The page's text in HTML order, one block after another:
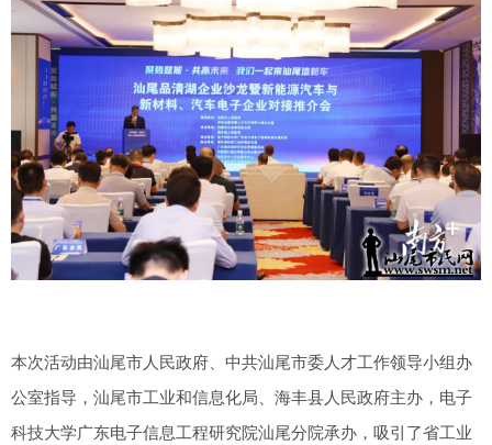
本次活动由汕尾市人民政府、中共汕尾市委人才工作领导小组办
公室指导，汕尾市工业和信息化局、海丰县人民政府主办，电子
科技大学广东电子信息工程研究院汕尾分院承办，吸引了省工业